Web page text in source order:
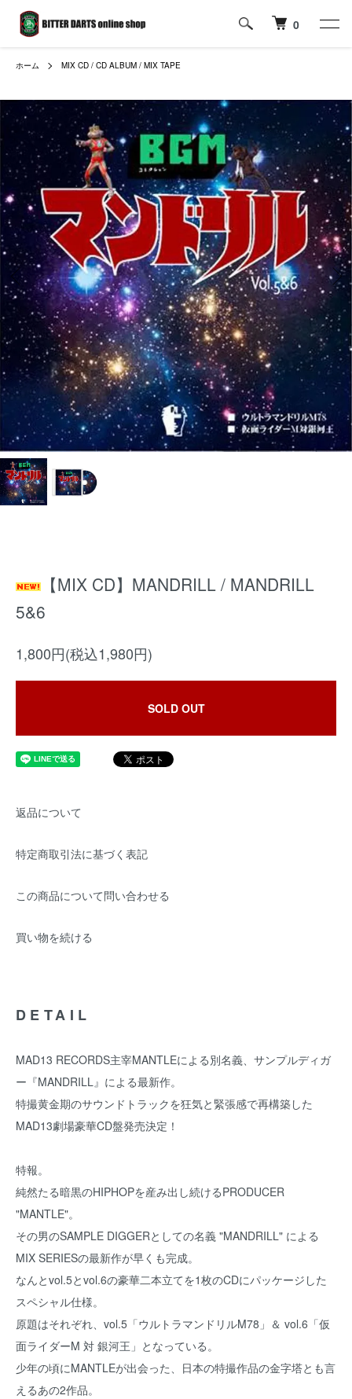
0
ホーム MIX CD / CD ALBUM / MIX TAPE
【MIX CD】MANDRILL / MANDRILL
5&6
1,800円(税込1,980円)
SOLD OUT
返品について
特定商取引法に基づく表記
この商品について問い合わせる
買い物を続ける
DETAIL
MAD13 RECORDS主宰MANTLEによる別名義、サンプルディガ
ー『MANDRILL』による最新作。
特撮黄金期のサウンドトラックを狂気と緊張感で再構築した
MAD13劇場豪華CD盤発売決定！
特報。
純然たる暗黒のHIPHOPを産み出し続けるPRODUCER
"MANTLE"。
その男のSAMPLE DIGGERとしての名義 "MANDRILL" による
MIX SERIESの最新作が早くも完成。
なんとvol.5とvol.6の豪華二本立てを1枚のCDにパッケージした
スペシャル仕様。
原題はそれぞれ、vol.5「ウルトラマンドリルM78」＆ vol.6「仮
面ライダーM 対 銀河王」となっている。
少年の頃にMANTLEが出会った、日本の特撮作品の金字塔とも言
えるあの2作品。